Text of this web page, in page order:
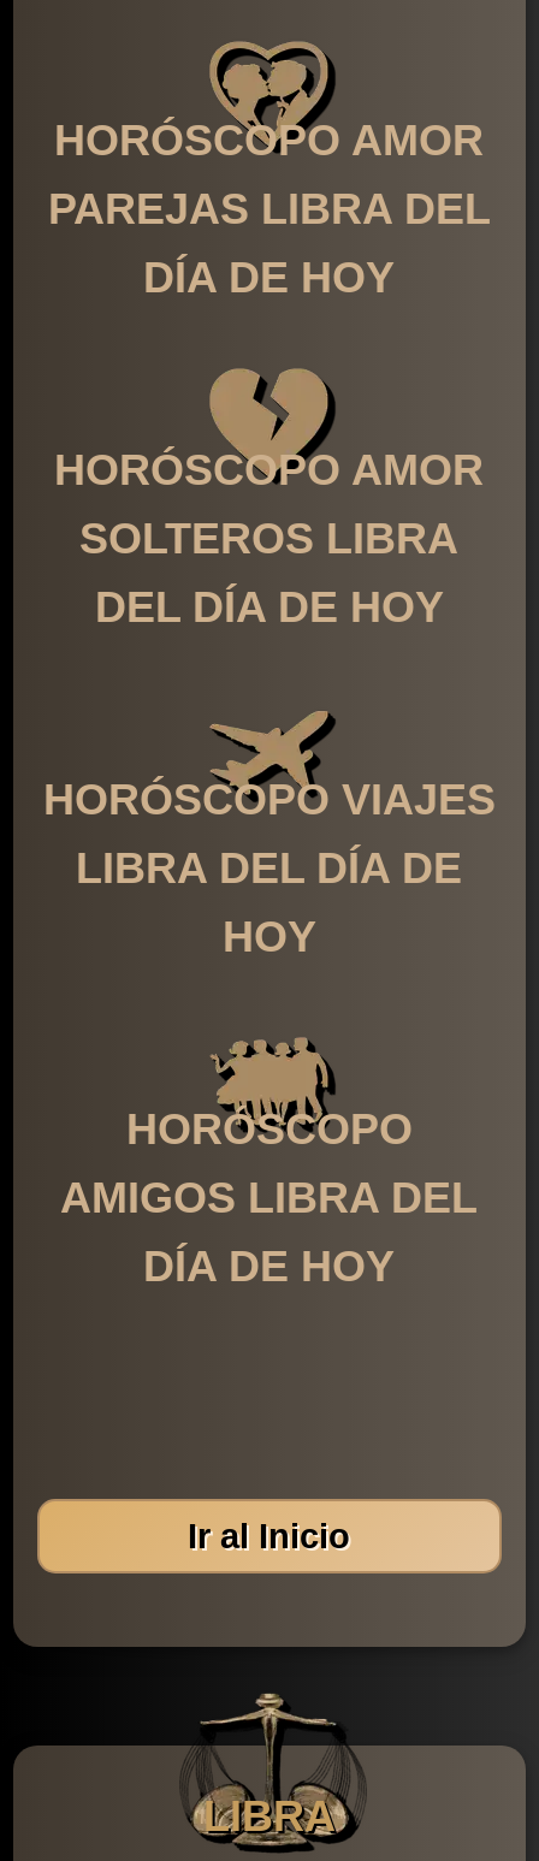
HORÓSCOPO AMOR
PAREJAS LIBRA DEL
DÍA DE HOY
HORÓSCOPO AMOR
SOLTEROS LIBRA
DEL DÍA DE HOY
HORÓSCOPO VIAJES
LIBRA DEL DÍA DE
HOY
HORÓSCOPO
AMIGOS LIBRA DEL
DÍA DE HOY
Ir al Inicio
LIBRA